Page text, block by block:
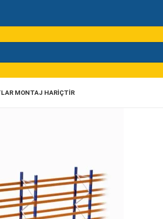
MONTAJ HARIÇTIR